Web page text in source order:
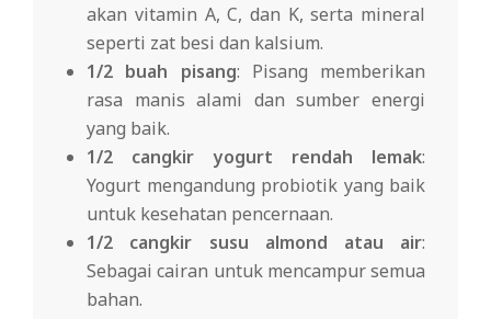
akan vitamin A, C, dan K, serta mineral
seperti zat besi dan kalsium.
1/2 buah pisang: Pisang memberikan
rasa manis alami dan sumber energi
yang baik.
1/2 cangkir yogurt rendah lemak:
Yogurt mengandung probiotik yang baik
untuk kesehatan pencernaan.
1/2 cangkir susu almond atau air:
Sebagai cairan untuk mencampur semua
bahan.